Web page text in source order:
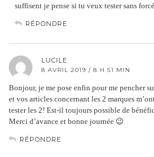
suffisent je pense si tu veux tester sans
RÉPONDRE
LUCILE
8 AVRIL 2019 / 8 H 51 MIN
Bonjour, je me pose enfin pour me pencher
et vos articles concernant les 2 marques
tester les 2! Est-il toujours possible de
Merci d’avance et bonne journée 😉
RÉPONDRE